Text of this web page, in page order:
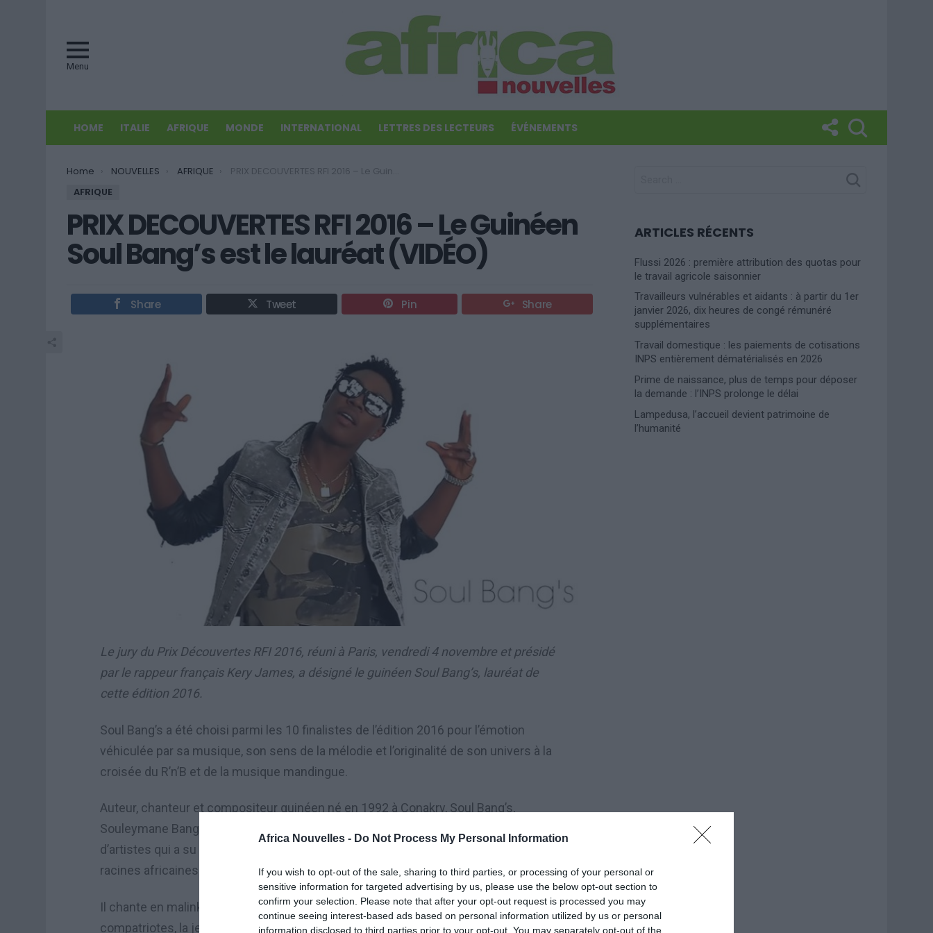
Africa Nouvelles - Do Not Process My Personal Information
If you wish to opt-out of the sale, sharing to third parties, or processing of your personal or
sensitive information for targeted advertising by us, please use the below opt-out section to
confirm your selection. Please note that after your opt-out request is processed you may
continue seeing interest-based ads based on personal information utilized by us or personal
information disclosed to third parties prior to your opt-out. You may separately opt-out of the
Menu
HOME ITALIE AFRIQUE MONDE INTERNATIONAL LETTRES DES LECTEURS ÉVÉNEMENTS
You are here:
Home NOUVELLES AFRIQUE
PRIX DECOUVERTES RFI 2016 – Le Guinéen Soul Bang’s est le lauréat (VIDÉO)
AFRIQUE
PRIX DECOUVERTES RFI 2016 – Le Guinéen
Soul Bang’s est le lauréat (VIDÉO)
Share Tweet Pin Share
Le jury du Prix Découvertes RFI 2016, réuni à Paris, vendredi 4 novembre et présidé
par le rappeur français Kery James, a désigné le guinéen Soul Bang’s, lauréat de
cette édition 2016.
Soul Bang’s a été choisi parmi les 10 finalistes de l’édition 2016 pour l’émotion
véhiculée par sa musique, son sens de la mélodie et l’originalité de son univers à la
croisée du R’n’B et de la musique mandingue.
Auteur, chanteur et compositeur guinéen né en 1992 à Conakry, Soul Bang’s,
Souleymane Bangoura de son vrai nom, représente cette nouvelle génération
d’artistes qui a su faire la synthèse entre les influences modernes du R’n’B et ses
racines africaines.
Il chante en malinké, soussou, peul, français ou encore anglais le quotidien de ses
compatriotes, la jeunesse, l’éducation et l’amour.
ARTICLES RÉCENTS
Flussi 2026 : première attribution des quotas pour
le travail agricole saisonnier
Travailleurs vulnérables et aidants : à partir du 1er
janvier 2026, dix heures de congé rémunéré
supplémentaires
Travail domestique : les paiements de cotisations
INPS entièrement dématérialisés en 2026
Prime de naissance, plus de temps pour déposer
la demande : l’INPS prolonge le délai
Lampedusa, l’accueil devient patrimoine de
l’humanité